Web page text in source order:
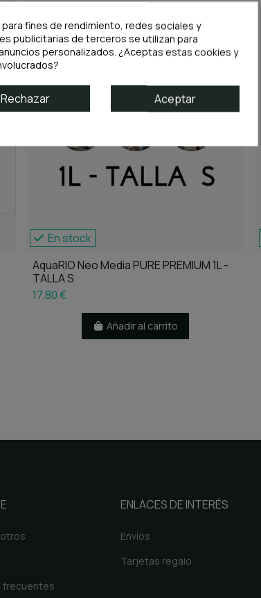
En stock
AquaRIO Neo Media PURE PREMIUM 1L -
TALLA S
17,80 €
Añadir al carrito
frecuentes
ENLACES DE INTERÉS
Envíos
Tarjetas regalo
fines de rendimiento, redes sociales y
publicitarias de terceros se utilizan para
personalizados. ¿Aceptas estas cookies y
Rechazar Aceptar